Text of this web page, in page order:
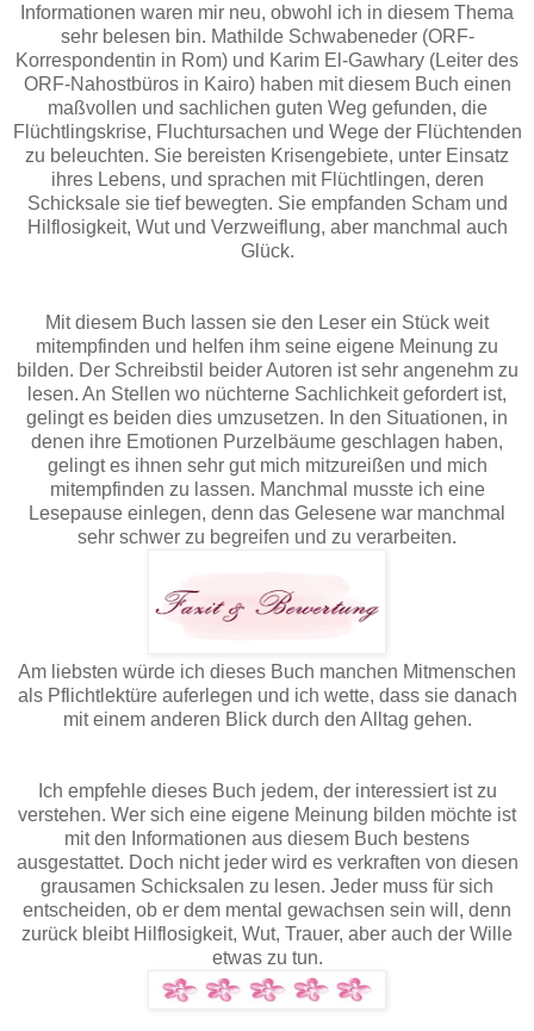
Informationen waren mir neu, obwohl ich in diesem Thema
sehr belesen bin. Mathilde Schwabeneder (ORF-
Korrespondentin in Rom) und Karim El-Gawhary (Leiter des
ORF-Nahostbüros in Kairo) haben mit diesem Buch einen
maßvollen und sachlichen guten Weg gefunden, die
Flüchtlingskrise, Fluchtursachen und Wege der Flüchtenden
zu beleuchten. Sie bereisten Krisengebiete, unter Einsatz
ihres Lebens, und sprachen mit Flüchtlingen, deren
Schicksale sie tief bewegten. Sie empfanden Scham und
Hilflosigkeit, Wut und Verzweiflung, aber manchmal auch
Glück.
Mit diesem Buch lassen sie den Leser ein Stück weit
mitempfinden und helfen ihm seine eigene Meinung zu
bilden. Der Schreibstil beider Autoren ist sehr angenehm zu
lesen. An Stellen wo nüchterne Sachlichkeit gefordert ist,
gelingt es beiden dies umzusetzen. In den Situationen, in
denen ihre Emotionen Purzelbäume geschlagen haben,
gelingt es ihnen sehr gut mich mitzureißen und mich
mitempfinden zu lassen. Manchmal musste ich eine
Lesepause einlegen, denn das Gelesene war manchmal
sehr schwer zu begreifen und zu verarbeiten.
Am liebsten würde ich dieses Buch manchen Mitmenschen
als Pflichtlektüre auferlegen und ich wette, dass sie danach
mit einem anderen Blick durch den Alltag gehen.
Ich empfehle dieses Buch jedem, der interessiert ist zu
verstehen. Wer sich eine eigene Meinung bilden möchte ist
mit den Informationen aus diesem Buch bestens
ausgestattet. Doch nicht jeder wird es verkraften von diesen
grausamen Schicksalen zu lesen. Jeder muss für sich
entscheiden, ob er dem mental gewachsen sein will, denn
zurück bleibt Hilflosigkeit, Wut, Trauer, aber auch der Wille
etwas zu tun.